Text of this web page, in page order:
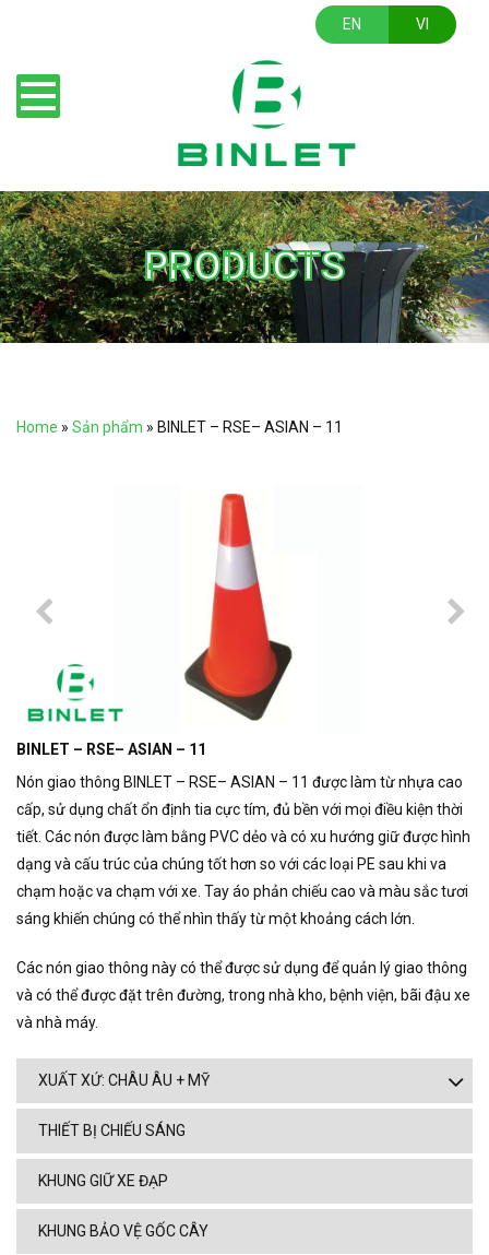
EN VI
PRODUCTS
Home » Sản phẩm » BINLET – RSE– ASIAN – 11
BINLET – RSE– ASIAN – 11
Nón giao thông BINLET – RSE– ASIAN – 11 được làm từ nhựa cao
cấp, sử dụng chất ổn định tia cực tím, đủ bền với mọi điều kiện thời
tiết. Các nón được làm bằng PVC dẻo và có xu hướng giữ được hình
dạng và cấu trúc của chúng tốt hơn so với các loại PE sau khi va
chạm hoặc va chạm với xe. Tay áo phản chiếu cao và màu sắc tươi
sáng khiến chúng có thể nhìn thấy từ một khoảng cách lớn.
Các nón giao thông này có thể được sử dụng để quản lý giao thông
và có thể được đặt trên đường, trong nhà kho, bệnh viện, bãi đậu xe
và nhà máy.
XUẤT XỨ: CHÂU ÂU + MỸ
THIẾT BỊ CHIẾU SÁNG
KHUNG GIỮ XE ĐẠP
KHUNG BẢO VỆ GỐC CÂY